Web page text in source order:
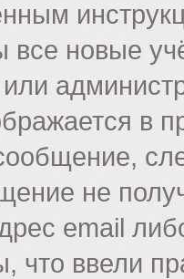
все новые
в
не
email
что ввели